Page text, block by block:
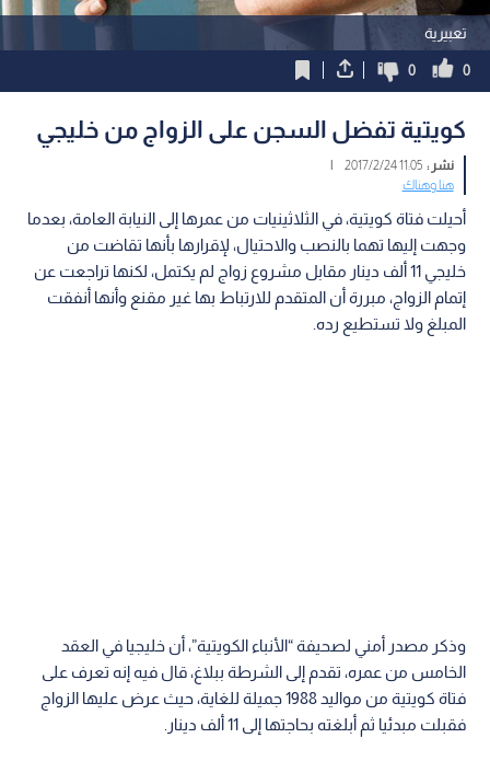
تعبيرية
0
0
كويتية تفضل السجن على الزواج من خليجي
نشر :11:05 2017/2/24
|
هنا وهناك
أحيلت فتاة كويتية، في الثلاثينيات من عمرها إلى النيابة العامة، بعدما
وجهت إليها تهما بالنصب والاحتيال، لإقرارها بأنها تقاضت من
خليجي 11 ألف دينار مقابل مشروع زواج لم يكتمل، لكنها تراجعت عن
إتمام الزواج، مبررة أن المتقدم للارتباط بها غير مقنع وأنها أنفقت
المبلغ ولا تستطيع رده.
وذكر مصدر أمني لصحيفة “الأنباء الكويتية”، أن خليجيا في العقد
الخامس من عمره، تقدم إلى الشرطة ببلاغ، قال فيه إنه تعرف على
فتاة كويتية من مواليد 1988 جميلة للغاية، حيث عرض عليها الزواج
فقبلت مبدئيا ثم أبلغته بحاجتها إلى 11 ألف دينار.